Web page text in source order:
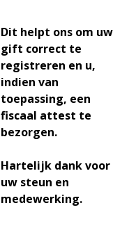
Dit helpt ons om uw
gift correct te
registreren en u,
indien van
toepassing, een
fiscaal attest te
bezorgen.
Hartelijk dank voor
uw steun en
medewerking.